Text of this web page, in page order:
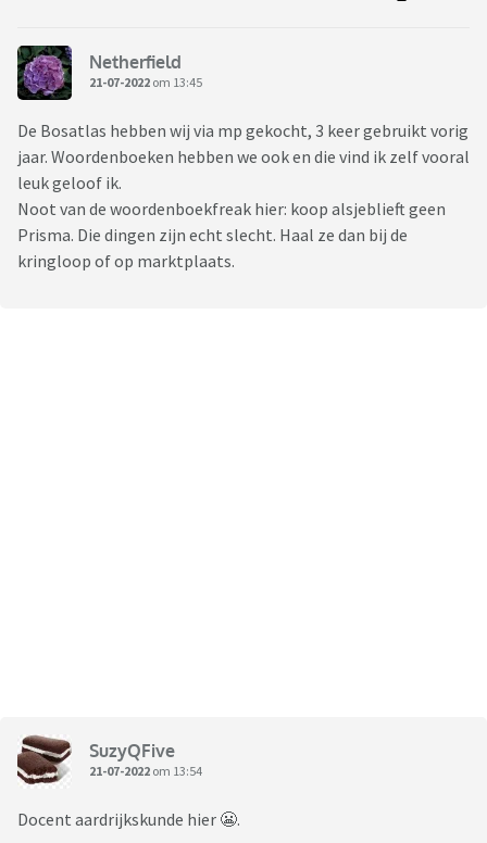
Netherfield
21-07-2022 om 13:45
De Bosatlas hebben wij via mp gekocht, 3 keer gebruikt vorig
jaar. Woordenboeken hebben we ook en die vind ik zelf vooral
leuk geloof ik.
Noot van de woordenboekfreak hier: koop alsjeblieft geen
Prisma. Die dingen zijn echt slecht. Haal ze dan bij de
kringloop of op marktplaats.
SuzyQFive
21-07-2022 om 13:54
Docent aardrijkskunde hier 😬.